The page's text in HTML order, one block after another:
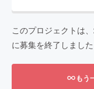
このプロジェクトは、
に募集を終了しました
もう